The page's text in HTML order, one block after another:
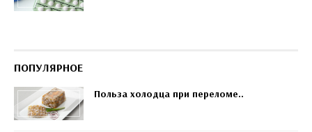
ПОПУЛЯРНОЕ
Польза холодца при переломе..